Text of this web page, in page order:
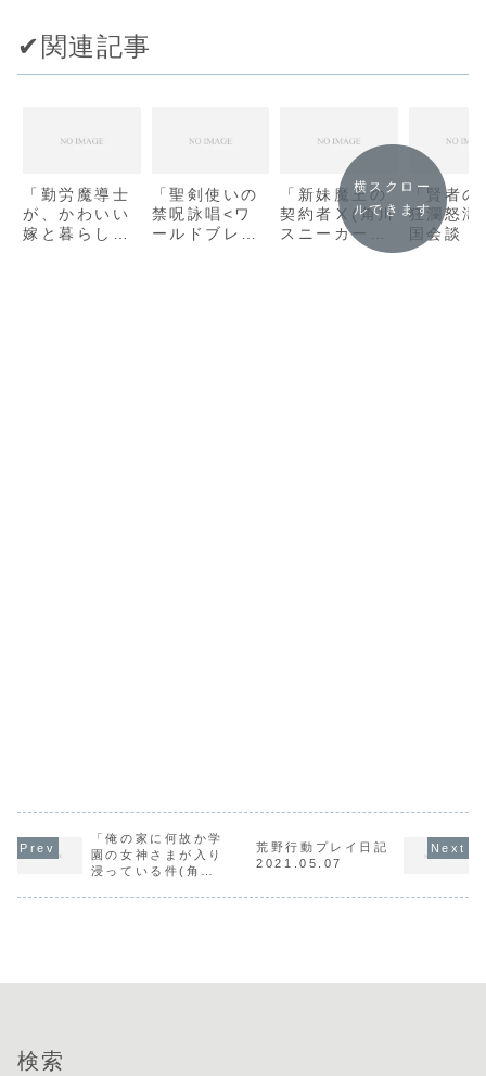
✔︎関連記事
「勤労魔導士
が、かわいい
嫁と暮らした
「聖剣使いの
禁呪詠唱<ワ
ールドブレイ
「新妹魔王の
契約者Ⅹ(角川
スニーカー文
庫) / 上栖 綴
「賢者の
狂瀾怒濤
国会談 (
ミ通文
横スクロー
ルできます
「俺の家に何故か学
園の女神さまが入り
浸っている件(角川
荒野行動プレイ日記
2021.05.07
検索